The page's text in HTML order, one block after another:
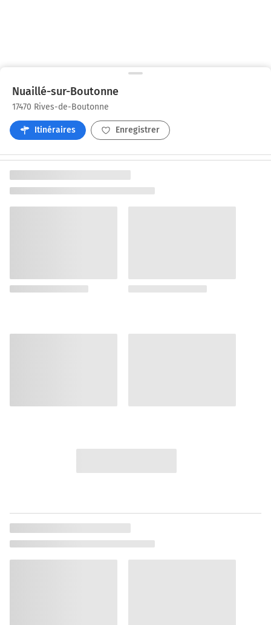
Nuaillé-sur-Boutonne
17470 Rives-de-Boutonne
Itinéraires Enregistrer